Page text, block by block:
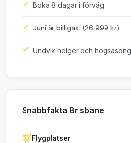
Boka 8 dagar i förväg
Juni är billigast (26 999 kr)
Undvik helger och högsäsong
Snabbfakta Brisbane
Flygplatser